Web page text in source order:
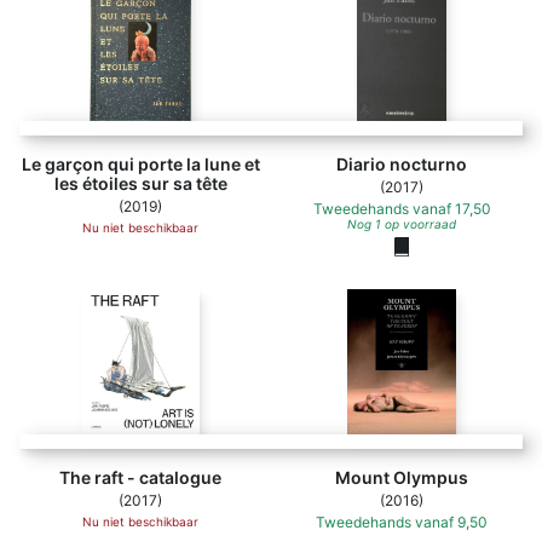
Le garçon qui porte la lune et
les étoiles sur sa tête
(2019)
Nu niet beschikbaar
Diario nocturno
(2017)
Tweedehands vanaf 17,50
Nog 1 op voorraad
The raft - catalogue
(2017)
Nu niet beschikbaar
Mount Olympus
(2016)
Tweedehands vanaf 9,50